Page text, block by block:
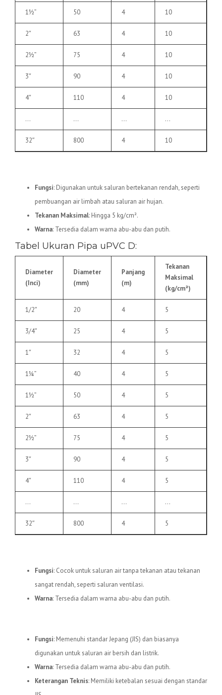
1½” 50 4 10
2″ 63 4 10
2½” 75 4 10
3″ 90 4 10
4″ 110 4 10
… … … …
32″ 800 4 10
Fungsi: Digunakan untuk saluran bertekanan rendah, seperti
pembuangan air limbah atau saluran air hujan.
Tekanan Maksimal: Hingga 5 kg/cm².
Warna: Tersedia dalam warna abu-abu dan putih.
Tabel Ukuran Pipa uPVC D:
Diameter
(Inci)
Diameter
(mm)
Panjang
(m)
Tekanan
Maksimal
(kg/cm²)
1/2″ 20 4 5
3/4″ 25 4 5
1″ 32 4 5
1¼” 40 4 5
1½” 50 4 5
2″ 63 4 5
2½” 75 4 5
3″ 90 4 5
4″ 110 4 5
… … … …
32″ 800 4 5
Fungsi: Cocok untuk saluran air tanpa tekanan atau tekanan
sangat rendah, seperti saluran ventilasi.
Warna: Tersedia dalam warna abu-abu dan putih.
Fungsi: Memenuhi standar Jepang (JIS) dan biasanya
digunakan untuk saluran air bersih dan listrik.
Warna: Tersedia dalam warna abu-abu dan putih.
Keterangan Teknis: Memiliki ketebalan sesuai dengan standar